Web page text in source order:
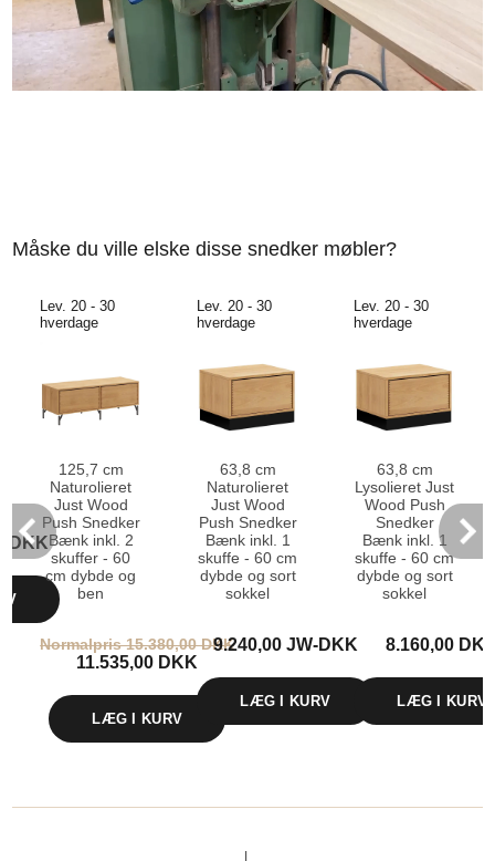
Måske du ville elske disse snedker møbler?
DKK
Lev. 20 - 30
hverdage
125,7 cm
Naturolieret
Just Wood
Push Snedker
Bænk inkl. 2
skuffer - 60
cm dybde og
ben
Normalpris 15.380,00 DKK
11.535,00 DKK
LÆG I KURV
Lev. 20 - 30
hverdage
63,8 cm
Naturolieret
Just Wood
Push Snedker
Bænk inkl. 1
skuffe - 60 cm
dybde og sort
sokkel
9.240,00 JW-DKK
LÆG I KURV
Lev. 20 - 30
hverdage
63,8 cm
Lysolieret Just
Wood Push
Snedker
Bænk inkl. 1
skuffe - 60 cm
dybde og sort
sokkel
8.160,00
LÆG I KURV